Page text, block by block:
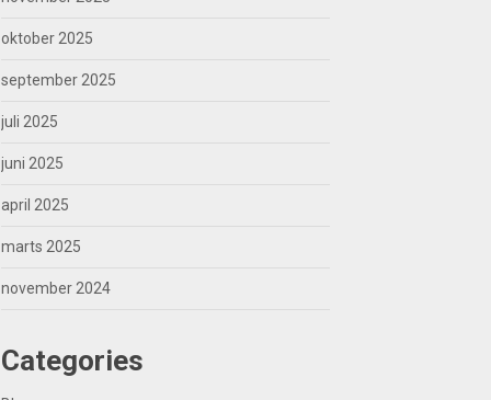
oktober 2025
september 2025
juli 2025
juni 2025
april 2025
marts 2025
november 2024
Categories